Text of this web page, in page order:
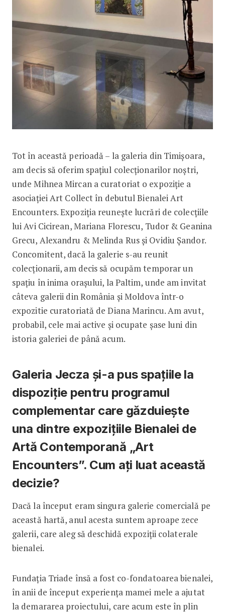
Tot în această perioadă – la galeria din Timișoara,
am decis să oferim spațiul colecționarilor noștri,
unde Mihnea Mircan a curatoriat o expoziție a
asociației Art Collect în debutul Bienalei Art
Encounters. Expoziția reunește lucrări de colecțiile
lui Avi Cicirean, Mariana Florescu, Tudor & Geanina
Grecu, Alexandru & Melinda Rus și Ovidiu Șandor.
Concomitent, dacă la galerie s-au reunit
colecționarii, am decis să ocupăm temporar un
spațiu în inima orașului, la Paltim, unde am invitat
câteva galerii din România și Moldova într-o
expozitie curatoriată de Diana Marincu. Am avut,
probabil, cele mai active și ocupate șase luni din
istoria galeriei de până acum.
Galeria Jecza și-a pus spațiile la
dispoziție pentru programul
complementar care găzduiește
una dintre expozițiile Bienalei de
Artă Contemporană „Art
Encounters”. Cum ați luat această
decizie?
Dacă la început eram singura galerie comercială pe
această hartă, anul acesta suntem aproape zece
galerii, care aleg să deschidă expoziții colaterale
bienalei.
Fundația Triade însă a fost co-fondatoarea bienalei,
în anii de început experiența mamei mele a ajutat
la demararea proiectului, care acum este în plin